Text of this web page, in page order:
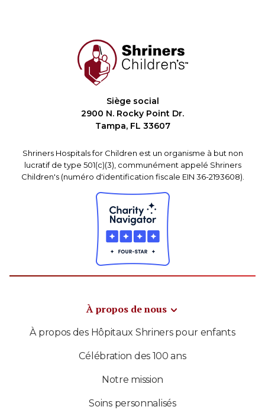
Siège social
2900 N. Rocky Point Dr.
Tampa, FL 33607
Shriners Hospitals for Children est un organisme à but non
lucratif de type 501(c)(3), communément appelé Shriners
Children's (numéro d'identification fiscale EIN 36-2193608).
À propos de nous
À propos des Hôpitaux Shriners pour enfants
Célébration des 100 ans
Notre mission
Soins personnalisés